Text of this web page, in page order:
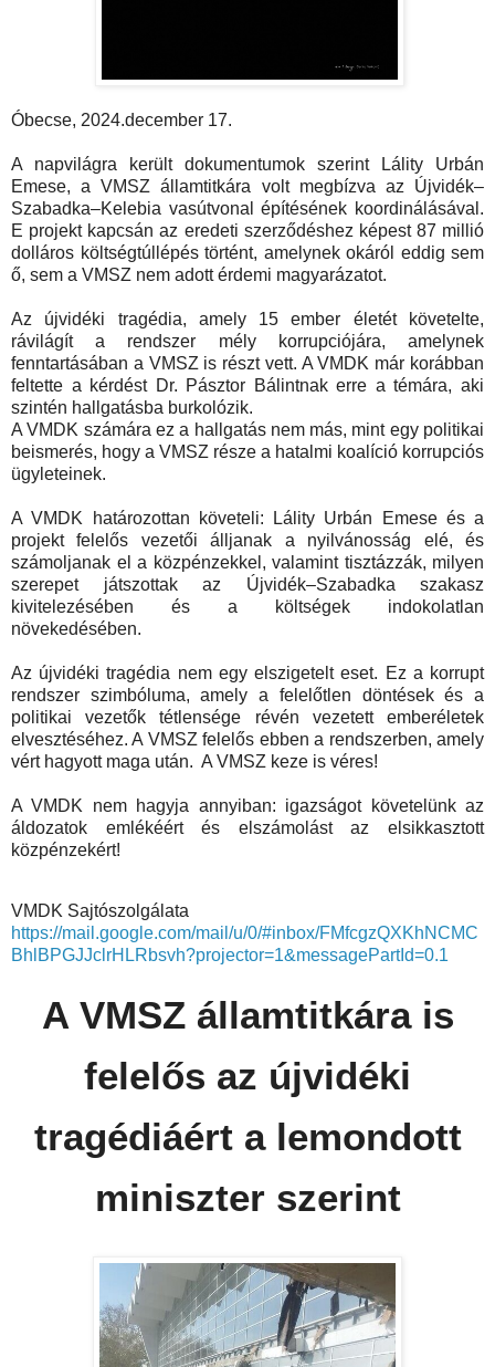
Óbecse, 2024.december 17.
A napvilágra került dokumentumok szerint Lálity Urbán
Emese, a VMSZ államtitkára volt megbízva az Újvidék–
Szabadka–Kelebia vasútvonal építésének koordinálásával.
E projekt kapcsán az eredeti szerződéshez képest 87 millió
dolláros költségtúllépés történt, amelynek okáról eddig sem
ő, sem a VMSZ nem adott érdemi magyarázatot.
Az újvidéki tragédia, amely 15 ember életét követelte,
rávilágít a rendszer mély korrupciójára, amelynek
fenntartásában a VMSZ is részt vett. A VMDK már korábban
feltette a kérdést Dr. Pásztor Bálintnak erre a témára, aki
szintén hallgatásba burkolózik.
A VMDK számára ez a hallgatás nem más, mint egy politikai
beismerés, hogy a VMSZ része a hatalmi koalíció korrupciós
ügyleteinek.
A VMDK határozottan követeli: Lálity Urbán Emese és a
projekt felelős vezetői álljanak a nyilvánosság elé, és
számoljanak el a közpénzekkel, valamint tisztázzák, milyen
szerepet játszottak az Újvidék–Szabadka szakasz
kivitelezésében és a költségek indokolatlan
növekedésében.
Az újvidéki tragédia nem egy elszigetelt eset. Ez a korrupt
rendszer szimbóluma, amely a felelőtlen döntések és a
politikai vezetők tétlensége révén vezetett emberéletek
elvesztéséhez. A VMSZ felelős ebben a rendszerben, amely
vért hagyott maga után. A VMSZ keze is véres!
A VMDK nem hagyja annyiban: igazságot követelünk az
áldozatok emlékéért és elszámolást az elsikkasztott
közpénzekért!
VMDK Sajtószolgálata
https://mail.google.com/mail/u/0/#inbox/FMfcgzQXKhNCMC
BhlBPGJJclrHLRbsvh?projector=1&messagePartId=0.1
A VMSZ államtitkára is
felelős az újvidéki
tragédiáért a lemondott
miniszter szerint